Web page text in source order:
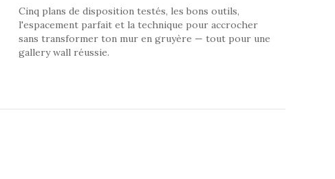
Cinq plans de disposition testés, les bons outils,
l'espacement parfait et la technique pour accrocher
sans transformer ton mur en gruyère — tout pour une
gallery wall réussie.